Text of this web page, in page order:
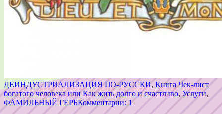
ДЕИНДУСТРИАЛИЗАЦИЯ ПО-РУССКИ, Книга Чек-лист
богатого человека или Как жить долго и счастливо, Услуги,
ФАМИЛЬНЫЙ ГЕРБКомментарии: 1